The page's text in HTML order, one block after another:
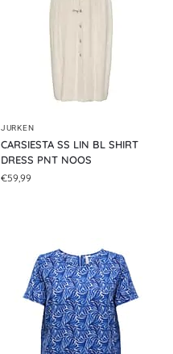
JURKEN
CARSIESTA SS LIN BL SHIRT
DRESS PNT NOOS
€59,99